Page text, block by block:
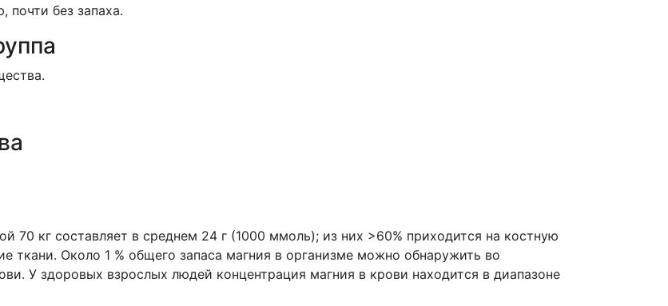
почти без запаха.
70 кг составляет в среднем 24 г (1000 ммоль); из них >60% приходится на костную
ткани. Около 1 % общего запаса магния в организме можно обнаружить во
У здоровых взрослых людей концентрация магния в крови находится в диапазоне